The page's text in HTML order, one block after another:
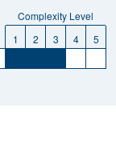
Complexity Level
1 2 3 4
5